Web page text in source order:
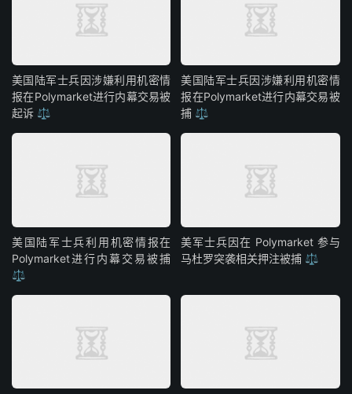
美国陆军士兵因涉嫌利用机密情
报在Polymarket进行内幕交易被
起诉 ⚖️
美国陆军士兵因涉嫌利用机密情
报在Polymarket进行内幕交易被
捕 ⚖️
美国陆军士兵利用机密情报在
Polymarket进行内幕交易被捕
⚖️
美军士兵因在 Polymarket 参与
马杜罗突袭相关押注被捕 ⚖️